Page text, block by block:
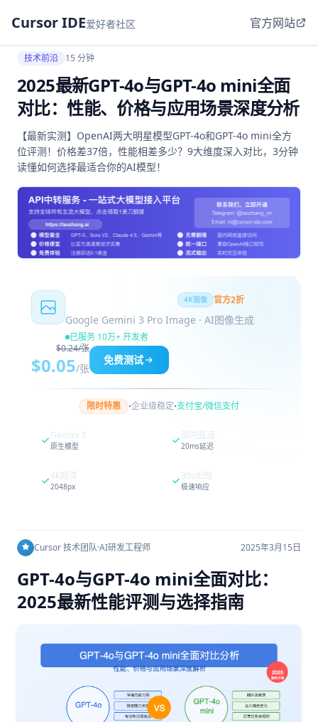
Cursor IDE爱好者社区 官方网站
技术前沿 15 分钟
2025最新GPT-4o与GPT-4o mini全面
对比：性能、价格与应用场景深度分析
【最新实测】OpenAI两大明星模型GPT-4o和GPT-4o mini全方
位评测！价格差37倍，性能相差多少？9大维度深入对比，3分钟
读懂如何选择最适合你的AI模型！
4K图像 官方2折
Google Gemini 3 Pro Image · AI图像生成
已服务 10万+ 开发者
$0.24/张
$0.05/张
免费测试
限时特惠 ·企业级稳定·支付宝/微信支付
Gemini 3
原生模型
国内直连
20ms延迟
4K超清
2048px
30s出图
极速响应
Cursor 技术团队·AI研发工程师 2025年3月15日
GPT-4o与GPT-4o mini全面对比：
2025最新性能评测与选择指南